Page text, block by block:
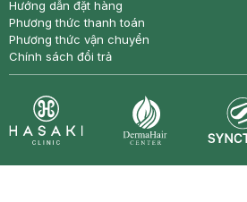
Hướng dẫn đặt hàng
Phương thức thanh toán
Phương thức vận chuyển
Chính sách đổi trả